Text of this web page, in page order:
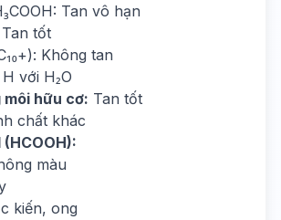
Tan vô hạn
Tan tốt
Không tan
với H₂O
hữu cơ: Tan tốt
chất khác
màu
kiến, ong